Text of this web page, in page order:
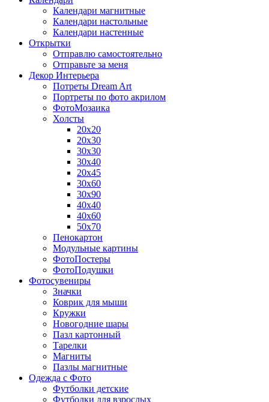
Календари магнитные
Календари настольные
Календари настенные
Открытки
Отправлю самостоятельно
Отправьте за меня
Декор Интерьера
Потреты Dream Art
Портреты по фото акрилом
ФотоМозаика
Холсты
20х20
20х30
30х30
30х40
20х45
30х60
30х90
40х40
40х60
50х70
Пенокартон
Модульные картины
ФотоПостеры
ФотоПодушки
Фотоcувениры
Значки
Коврик для мыши
Кружки
Новогодние шары
Пазл картонный
Тарелки
Магниты
Пазлы магнитные
Одежда с Фото
Футболки детские
Футболки для взрослых